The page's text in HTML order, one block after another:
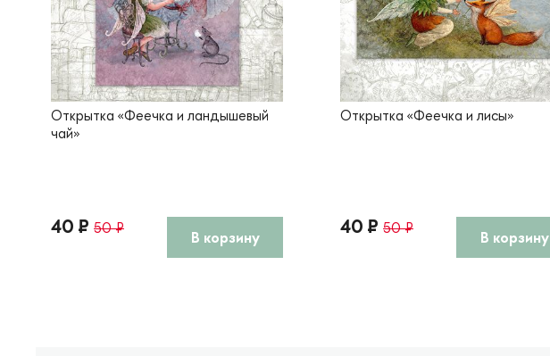
Открытка «Феечка и ландышевый
чай»
40 ₽ 50 ₽
В корзину
Открытка «Феечка и лисы»
40 ₽ 50 ₽
В корзину